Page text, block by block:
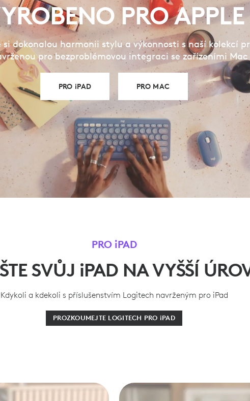
PRO APPLE
dokonalou harmonii stylu a výkonnosti s naší kolekcí
pro bezproblémovou integraci se zařízeními
PRO iPAD PRO MAC
PRO iPAD
SVŮJ iPAD NA VYŠŠÍ
Kdykoli a kdekoli s příslušenstvím Logitech navrženým pro iPad
PROZKOUMEJTE LOGITECH PRO iPAD